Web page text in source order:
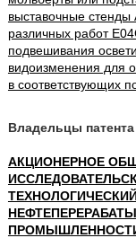
выставочные стенды
различных работ
подвешивания
видоизменения для
в соответствующих
Владельцы патента
АКЦИОНЕРНОЕ